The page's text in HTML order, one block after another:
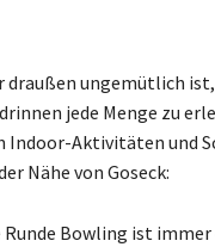
draußen ungemütlich
jede Menge zu
Indoor-Aktivitäten und
Nähe von Goseck:
Runde Bowling ist